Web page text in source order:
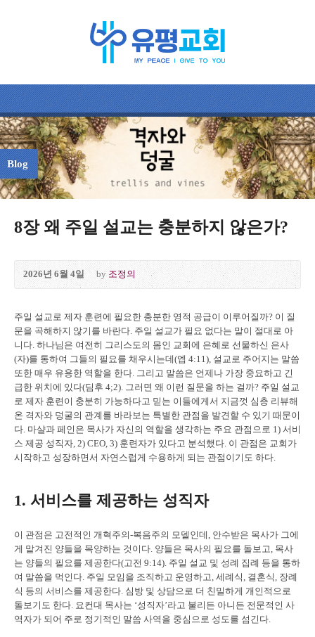
Blog
8장 왜 주일 설교는 충분하지 않은가?
2026년 6월 4일 by 조정의
주일 설교로 제자 훈련에 필요한 충분한 영적 공급이 이루어질까? 이 질
문을 곡해하지 않기를 바란다. 주일 설교가 필요 없다는 말이 절대로 아
니다. 하나님은 여전히 그리스도의 몸인 교회에 은혜로 선물하신 은사
(자)를 통하여 그들의 필요를 채우시는데(엡 4:11), 설교로 주어지는 말씀
또한 매우 유용한 역할을 한다. 그리고 말씀은 언제나 가장 중요하고 긴
급한 위치에 있다(딤후 4;2). 그러면 왜 이런 질문을 하는 걸까? 주일 설교
로 제자 훈련이 충분히 가능하다고 믿는 이들에게서 지금껏 심층 리뷰해
온 격자와 덩굴의 관계를 바라보는 특별한 관점을 발견할 수 있기 때문이
다. 마샬과 페인은 목사가 자신의 역할을 생각하는 주요 관점으로 1) 서비
스 제공 성직자, 2) CEO, 3) 훈련자가 있다고 분석했다. 이 관점은 교회가
시작하고 성장하면서 자연스럽게 수용하게 되는 관점이기도 하다.
1. 서비스를 제공하는 성직자
이 관점은 고전적인 개혁주의-복음주의 모델인데, 안수받은 목사가 그에
게 맡겨진 양들을 목양하는 것이다. 양들은 목사의 필요를 돌보고, 목사
는 양들의 필요를 제공한다(고전 9:14). 주일 설교 및 성례 집례 등을 통하
여 말씀을 먹인다. 주일 모임을 조직하고 운영하고, 세례식, 결혼식, 장례
식 등의 서비스를 제공한다. 심방 및 상담으로 더 친밀하게 개인적으로
돌보기도 한다. 요컨대 목사는 ‘성직자’라고 불리든 아니든 전문적인 사
역자가 되어 주로 정기적인 말씀 사역을 중심으로 성도를 섬긴다.